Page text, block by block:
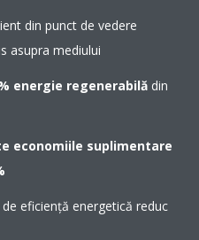
din punct de vedere
asupra mediului
energie regenerabilă din
economiile suplimentare
eficienţă energetică reduc